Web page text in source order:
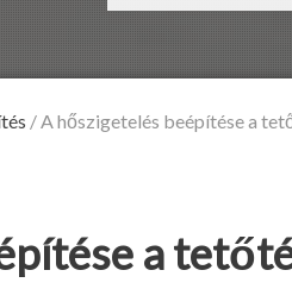
/A hőszigetelés beépítése a
a